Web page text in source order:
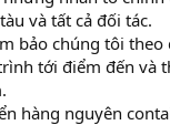
và tất cả đối tác.
bảo chúng tôi theo
tới điểm đến và
hàng nguyên